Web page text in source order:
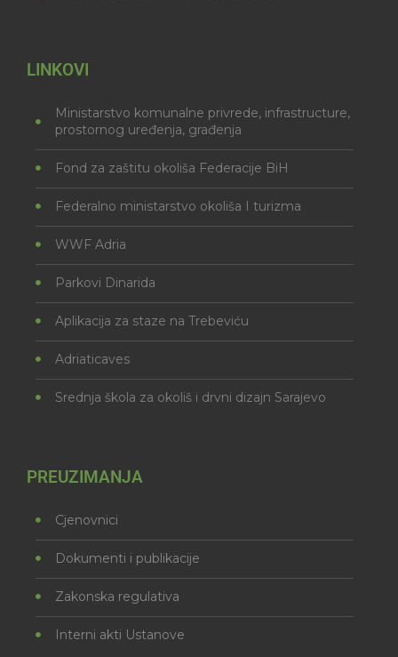
LINKOVI
Ministarstvo komunalne privrede, infrastructure,
prostornog uređenja, građenja
Fond za zaštitu okoliša Federacije BiH
Federalno ministarstvo okoliša I turizma
WWF Adria
Parkovi Dinarida
Aplikacija za staze na Trebeviću
Adriaticaves
Srednja škola za okoliš i drvni dizajn Sarajevo
PREUZIMANJA
Cjenovnici
Dokumenti i publikacije
Zakonska regulativa
Interni akti Ustanove